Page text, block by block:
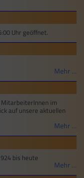
Uhr geöffnet.
Mehr …
im
auf unsere aktuellen
Mehr …
bis heute
Mehr …